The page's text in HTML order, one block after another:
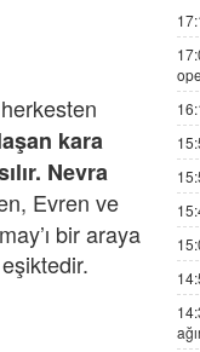
kara
Nevra
Evren ve
bir araya